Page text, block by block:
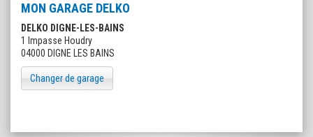
MON GARAGE DELKO
DELKO DIGNE-LES-BAINS
1 Impasse Houdry
04000 DIGNE LES BAINS
Changer de garage